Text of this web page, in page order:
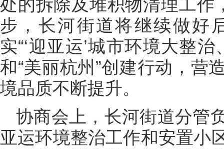
处的拆除及堆积物清理工作
步，长河街道将继续做好
实“‘迎亚运’城市环境大整
和“美丽杭州”创建行动，营
境品质不断提升。
协商会上，长河街道分管
亚运环境整治工作和安置小